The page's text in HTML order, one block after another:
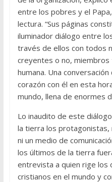
entre los pobres y el
lectura. “Sus páginas
iluminador diálogo entre
través de ellos con todos
creyentes o no, miembros
humana. Una
corazón con él en esta
mundo, llena de enormes
Lo inaudito de este
la tierra los protagonistas,
ni un medio de
los últimos de la tierra
entrevista a quien rige los
cristianos en el mundo y